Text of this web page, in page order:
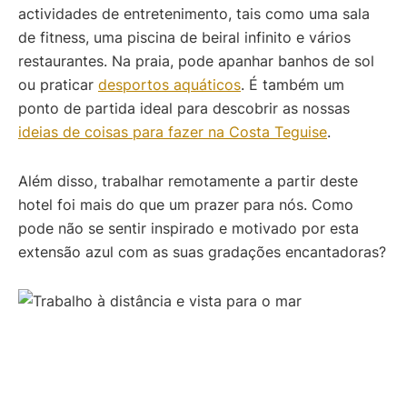
actividades de entretenimento, tais como uma sala
de fitness, uma piscina de beiral infinito e vários
restaurantes. Na praia, pode apanhar banhos de sol
ou praticar desportos aquáticos. É também um
ponto de partida ideal para descobrir as nossas
ideias de coisas para fazer na Costa Teguise.
Além disso, trabalhar remotamente a partir deste
hotel foi mais do que um prazer para nós. Como
pode não se sentir inspirado e motivado por esta
extensão azul com as suas gradações encantadoras?